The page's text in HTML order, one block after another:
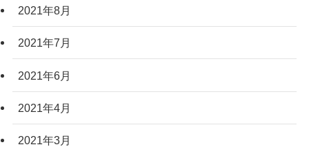
2021年8月
2021年7月
2021年6月
2021年4月
2021年3月